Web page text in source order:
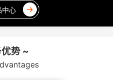
中心 →
势 ~